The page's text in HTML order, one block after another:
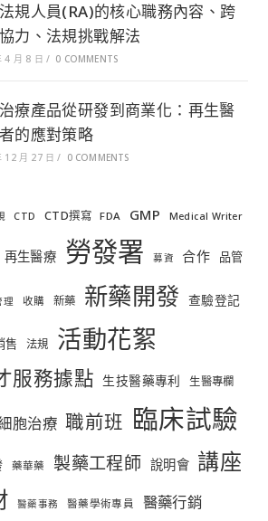
規人員(RA)的核心職務內容、跨
力、法規挑戰解法
4 月 8 日 / 0 COMMENTS
療產品從研發到商業化：再生醫
的應對策略
12 月 27 日 / 0 COMMENTS
CTD CTD撰寫 FDA GMP Medical Writer
再生醫療 勞發署 募資 合作 品管
理 收購 新藥 新藥開發 查驗登記
售 法規 活動花絮
服務據點 生技醫藥專利 生醫專欄
胞治療 職前班 臨床試驗
藥華藥 製藥工程師 說明會 講座
醫藥事務 醫藥學術專員 醫藥行銷